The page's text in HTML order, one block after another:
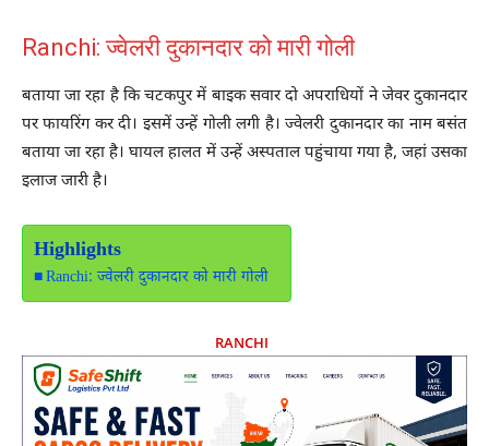
Ranchi: ज्वेलरी दुकानदार को मारी गोली
बताया जा रहा है कि चटकपुर में बाइक सवार दो अपराधियों ने जेवर दुकानदार
पर फायरिंग कर दी। इसमें उन्हें गोली लगी है। ज्वेलरी दुकानदार का नाम बसंत
बताया जा रहा है। घायल हालत में उन्हें अस्पताल पहुंचाया गया है, जहां उसका
इलाज जारी है।
Highlights
Ranchi: ज्वेलरी दुकानदार को मारी गोली
RANCHI